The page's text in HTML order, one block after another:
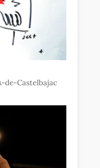
de-Castelbajac